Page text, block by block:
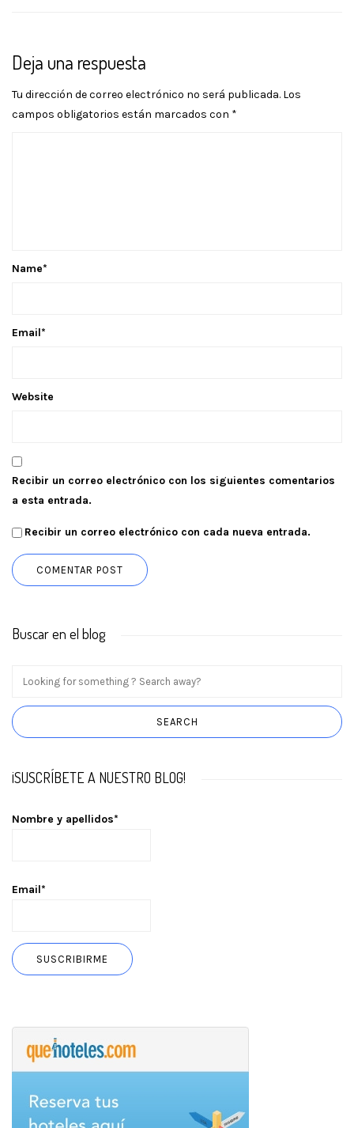
Deja una respuesta
Tu dirección de correo electrónico no será publicada. Los
campos obligatorios están marcados con *
Name*
Email*
Website
Recibir un correo electrónico con los siguientes comentarios
a esta entrada.
Recibir un correo electrónico con cada nueva entrada.
Buscar en el blog
¡SUSCRÍBETE A NUESTRO BLOG!
Nombre y apellidos*
Email*